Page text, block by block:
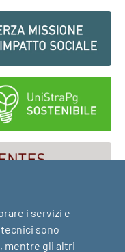
i servizi e
tecnici sono
mentre gli altri